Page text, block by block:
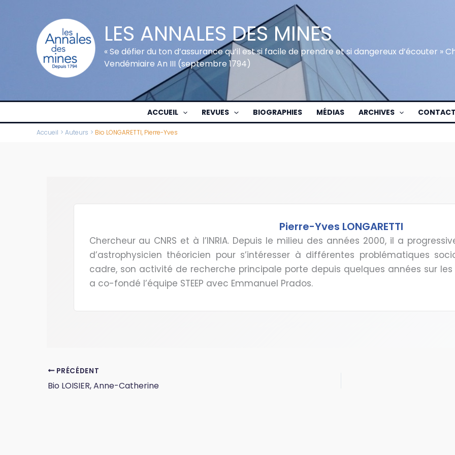
LES ANNALES DES MINES
« Se défier du ton d’assurance qu’il est si facile de prendre et si dangereux d’écouter »
Vendémiaire An III (septembre 1794)
ACCUEIL REVUES BIOGRAPHIES MÉDIAS ARCHIVES CONTACT
Accueil Auteurs Bio LONGARETTI, Pierre-Yves
Pierre-Yves LONGARETTI
Chercheur au CNRS et à l’INRIA. Depuis le milieu des années 2000, il a
d’astrophysicien théoricien pour s’intéresser à différentes problématiques
cadre, son activité de recherche principale porte depuis quelques années sur
a co-fondé l’équipe STEEP avec Emmanuel Prados.
PRÉCÉDENT
Bio LOISIER, Anne-Catherine